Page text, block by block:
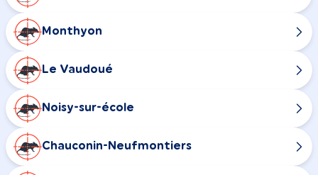
Monthyon
Le Vaudoué
Noisy-sur-école
Chauconin-Neufmontiers